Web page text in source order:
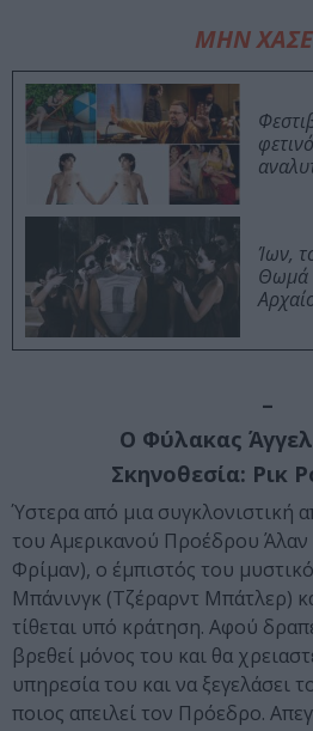
ΜΗΝ
Ίων,
Θωμά
–
Ο Φύλακας
Σκηνοθεσία: Ρικ
Ύστερα από μια συγκλονιστική
του Αμερικανού Προέδρου
Φρίμαν), ο έμπιστός του
Μπάνινγκ (Τζέραρντ Μπάτλερ)
τίθεται υπό κράτηση. Αφού
βρεθεί μόνος του και θα
υπηρεσία του και να ξεγελάσει
ποιος απειλεί τον Πρόεδρο.